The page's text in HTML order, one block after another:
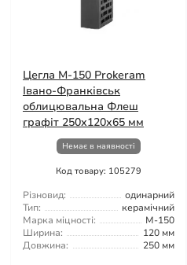
Цегла М-150 Prokeram
Івано-Франківськ
облицювальна Флеш
графіт 250х120х65 мм
Немає в наявності
Код товару: 105279
Різновид:
одинарний
Тип:
керамічний
Марка міцності:
М-150
Ширина:
120 мм
Довжина:
250 мм